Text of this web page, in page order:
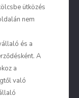
ütközés
nem
és a
A
a
való